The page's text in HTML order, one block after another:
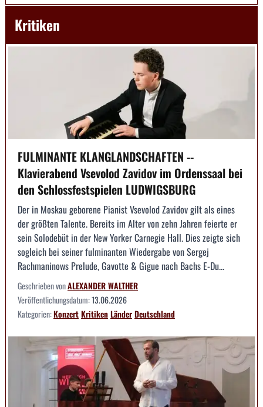
Kritiken
FULMINANTE KLANGLANDSCHAFTEN --
Klavierabend Vsevolod Zavidov im Ordenssaal bei
den Schlossfestspielen LUDWIGSBURG
Der in Moskau geborene Pianist Vsevolod Zavidov gilt als eines
der größten Talente. Bereits im Alter von zehn Jahren feierte er
sein Solodebüt in der New Yorker Carnegie Hall. Dies zeigte sich
sogleich bei seiner fulminanten Wiedergabe von Sergej
Rachmaninows Prelude, Gavotte & Gigue nach Bachs E-Du...
Geschrieben vonALEXANDER WALTHER
Veröffentlichungsdatum:13.06.2026
Kategorien:KonzertKritikenLänderDeutschland